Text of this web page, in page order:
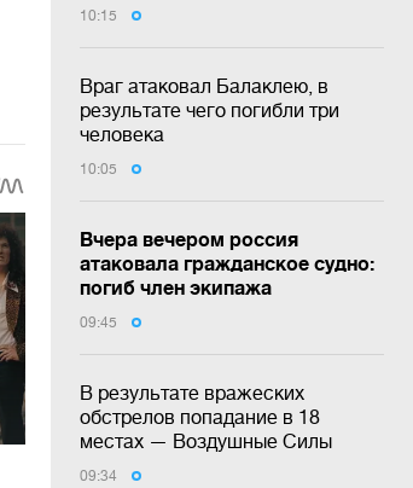
10:15
Враг атаковал Балаклею, в
результате чего погибли три
человека
10:05
Вчера вечером россия
атаковала гражданское судно:
погиб член экипажа
09:45
В результате вражеских
обстрелов попадание в 18
местах — Воздушные Силы
09:34